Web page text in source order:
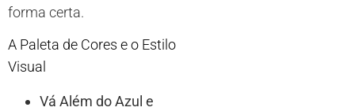
forma certa.
A Paleta de Cores e o Estilo
Visual
Vá Além do Azul e